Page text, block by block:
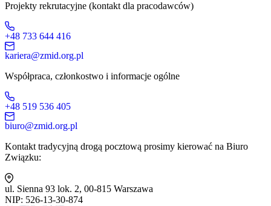
Projekty rekrutacyjne (kontakt dla pracodawców)
+48 733 644 416
kariera@zmid.org.pl
Współpraca, członkostwo i informacje ogólne
+48 519 536 405
biuro@zmid.org.pl
Kontakt tradycyjną drogą pocztową prosimy kierować na Biuro
Związku:
ul. Sienna 93 lok. 2, 00-815 Warszawa
NIP: 526-13-30-874